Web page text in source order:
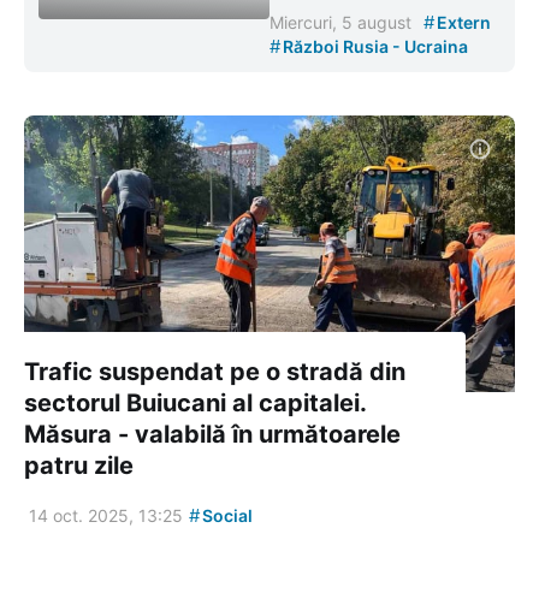
Miercuri, 5 august #Extern
#Război Rusia - Ucraina
Trafic suspendat pe o stradă din
sectorul Buiucani al capitalei.
Măsura - valabilă în următoarele
patru zile
14 oct. 2025, 13:25 #Social